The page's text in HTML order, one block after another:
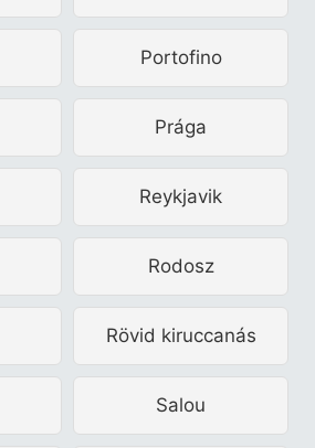
Portofino
Prága
Reykjavik
Rodosz
Rövid kiruccanás
Salou